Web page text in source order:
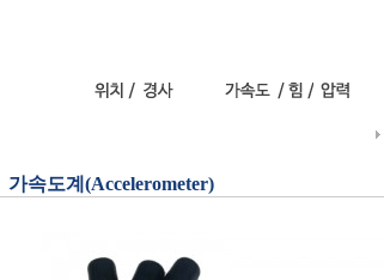
가속도계(Accelerometer)